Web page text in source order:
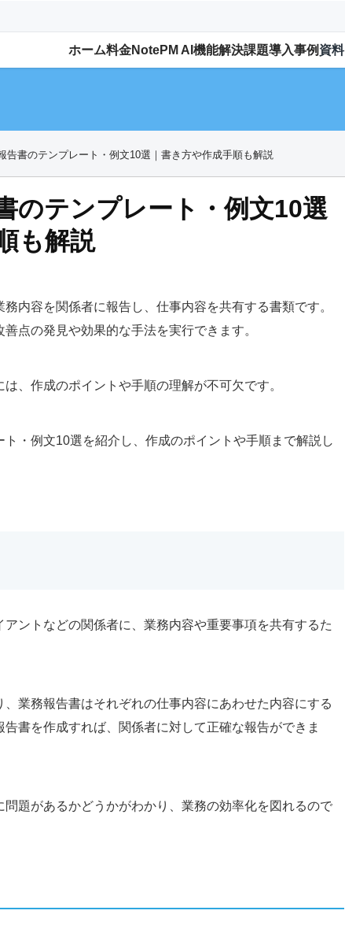
ホーム料金NotePM AI 機能解決課題導入事例 資料
告書のテンプレート・例文10選｜書き方や作成手順も解説
のテンプレート・例文10選
も解説
内容を関係者に報告し、仕事内容を共有する書類です。
点の発見や効果的な手法を実行できます。
、作成のポイントや手順の理解が不可欠です。
・例文10選を紹介し、作成のポイントや手順まで解説し
ントなどの関係者に、業務内容や重要事項を共有するた
業務報告書はそれぞれの仕事内容にあわせた内容にする
書を作成すれば、関係者に対して正確な報告ができま
題があるかどうかがわかり、業務の効率化を図れるので